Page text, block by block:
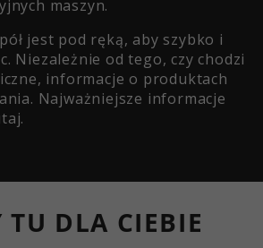
maszyn.
jest pod ręką, aby szybko i
Niezależnie od tego, czy chodzi
informacje o produktach
Najważniejsze informacje
TU DLA CIEBIE